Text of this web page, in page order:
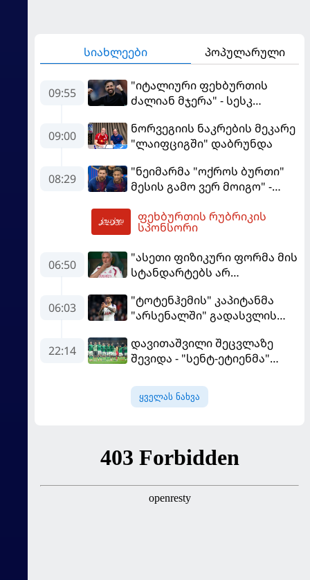
სიახლეები პოპულარული
09:55
"იტალიური ფეხბურთის
ძალიან მჯერა" - სესკ
09:00
ნორვეგიის ნაკრების მეკარე
"ლაიფციგში" დაბრუნდა
08:29
"ნეიმარმა "ოქროს ბურთი"
მესის გამო ვერ მოიგო" -
აგენტი
ფეხბურთის რუბრიკის
სპონსორი
06:50
"ასეთი ფიზიკური ფორმა მის
სტანდარტებს არ
"რეალის" ახალწვეული
გააკრიტიკა
06:03
"ტოტენჰემის" კაპიტანმა
"არსენალში" გადასვლის
22:14
დავითაშვილი შეცვლაზე
შევიდა - "სენტ-ეტიენმა"
ყველას ნახვა